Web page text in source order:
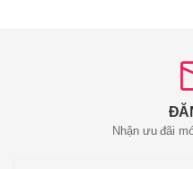
Nhận ưu đãi